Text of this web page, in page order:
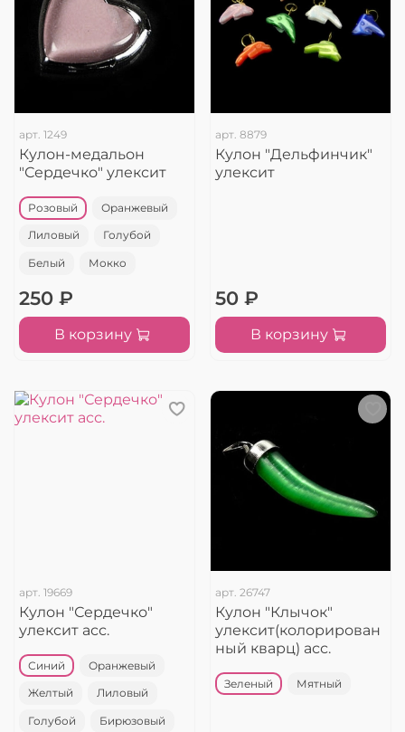
арт. 1249
Кулон-медальон
"Сердечко" улексит
Розовый Оранжевый
Лиловый Голубой
Белый Мокко
250 ₽
В корзину
арт. 8879
Кулон "Дельфинчик"
улексит
50 ₽
В корзину
арт. 19669
Кулон "Сердечко"
улексит асс.
Синий Оранжевый
Желтый Лиловый
Голубой Бирюзовый
арт. 26747
Кулон "Клычок"
улексит(колорирован
ный кварц) асс.
Зеленый Мятный